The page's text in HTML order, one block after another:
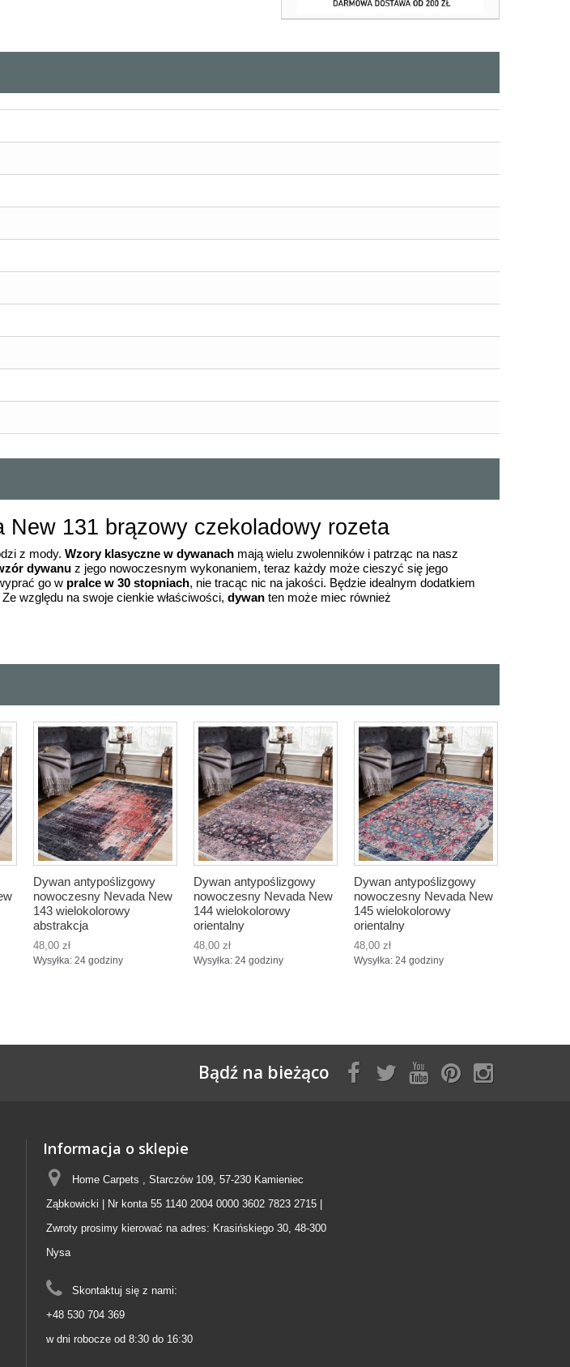
131 brązowy czekoladowy rozeta
z mody. Wzory klasyczne w dywanach mają wielu zwolenników i patrząc na nasz
dywanu z jego nowoczesnym wykonaniem, teraz każdy może cieszyć się jego
go w pralce w 30 stopniach, nie tracąc nic na jakości. Będzie idealnym dodatkiem
względu na swoje cienkie właściwości, dywan ten może miec również
Dywan antypoślizgowy
nowoczesny Nevada New
143 wielokolorowy
abstrakcja
48,00 zł
Wysyłka: 24 godziny
Dywan antypoślizgowy
nowoczesny Nevada New
144 wielokolorowy
orientalny
48,00 zł
Wysyłka: 24 godziny
Dywan antypoślizgowy
nowoczesny Nevada New
145 wielokolorowy
orientalny
48,00 zł
Wysyłka: 24 godziny
Bądź na bieżąco
Informacja o sklepie
Home Carpets , Starczów 109, 57-230 Kamieniec
Ząbkowicki | Nr konta 55 1140 2004 0000 3602 7823 2715 |
Zwroty prosimy kierować na adres: Krasińskiego 30, 48-300
Nysa
Skontaktuj się z nami:
+48 530 704 369
w dni robocze od 8:30 do 16:30